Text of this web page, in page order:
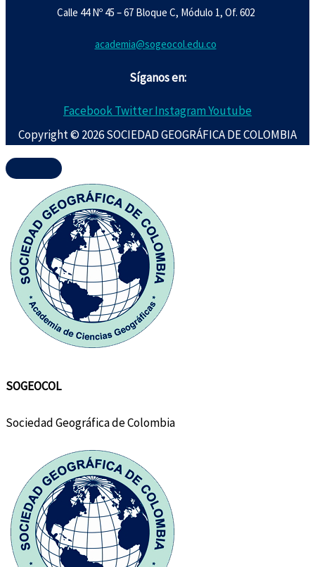
Calle 44 Nº 45 – 67 Bloque C, Módulo 1, Of. 602
academia@sogeocol.edu.co
Síganos en:
FacebookTwitterInstagramYoutube
Copyright © 2026 SOCIEDAD GEOGRÁFICA DE COLOMBIA
SOGEOCOL
Sociedad Geográfica de Colombia